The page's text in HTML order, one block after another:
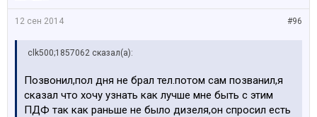
#96
12 сен 2014
clk500;1857062 сказал(а):
Позвонил,пол дня не брал тел.потом сам позванил,я
сказал что хочу узнать как лучше мне быть с этим
ПДФ так как раньше не было дизеля,он спросил есть